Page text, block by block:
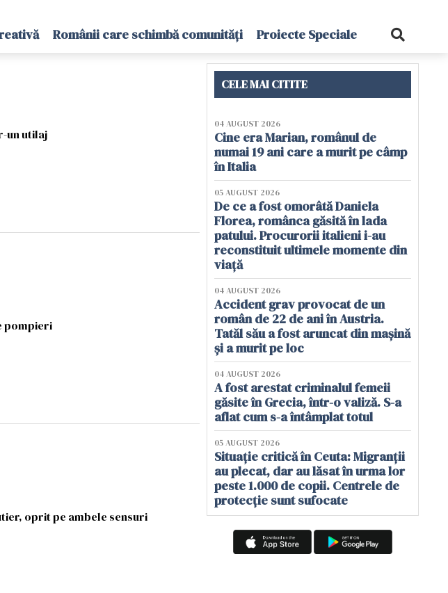
Românii care schimbă comunități Proiecte Speciale
un utilaj
pompieri
oprit pe ambele sensuri
CELE MAI CITITE
04 AUGUST 2026
Cine era Marian, românul de
numai 19 ani care a murit pe câmp
în Italia
05 AUGUST 2026
De ce a fost omorâtă Daniela
Florea, românca găsită în lada
patului. Procurorii italieni i-au
reconstituit ultimele momente din
viață
04 AUGUST 2026
Accident grav provocat de un
român de 22 de ani în Austria.
Tatăl său a fost aruncat din mașină
și a murit pe loc
04 AUGUST 2026
A fost arestat criminalul femeii
găsite în Grecia, într-o valiză. S-a
aflat cum s-a întâmplat totul
05 AUGUST 2026
Situație critică în Ceuta: Migranții
au plecat, dar au lăsat în urma lor
peste 1.000 de copii. Centrele de
protecție sunt sufocate